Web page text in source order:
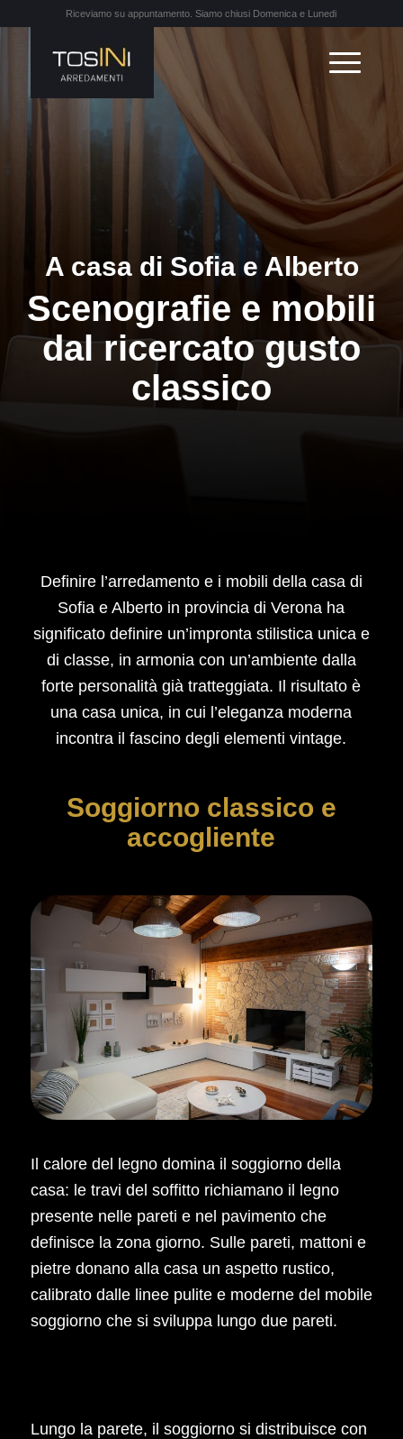
Riceviamo su appuntamento. Siamo chiusi Domenica e Lunedi
A casa di Sofia e Alberto
Scenografie e mobili
dal ricercato gusto
classico
Definire l’arredamento e i mobili della casa di
Sofia e Alberto in provincia di Verona ha
significato definire un’impronta stilistica unica e
di classe, in armonia con un’ambiente dalla
forte personalità già tratteggiata. Il risultato è
una casa unica, in cui l’eleganza moderna
incontra il fascino degli elementi vintage.
Soggiorno classico e
accogliente
Il calore del legno domina il soggiorno della
casa: le travi del soffitto richiamano il legno
presente nelle pareti e nel pavimento che
definisce la zona giorno. Sulle pareti, mattoni e
pietre donano alla casa un aspetto rustico,
calibrato dalle linee pulite e moderne del mobile
soggiorno che si sviluppa lungo due pareti.
Lungo la parete, il soggiorno si distribuisce con